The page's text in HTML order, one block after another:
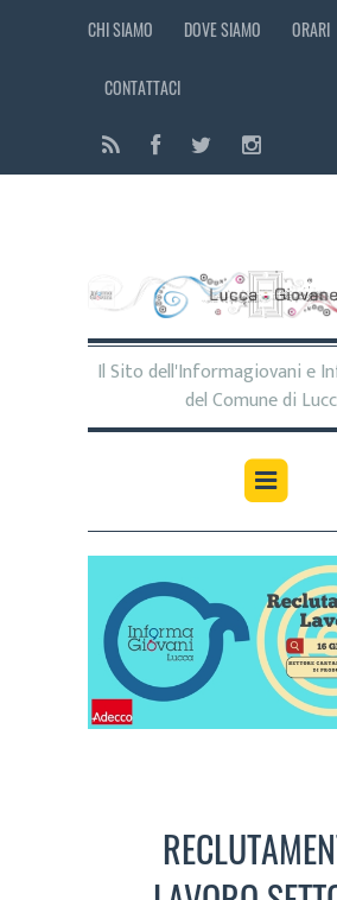
CHI SIAMO DOVE SIAMO ORARI
CONTATTACI
Il Sito dell'Informagiovani e
del Comune di